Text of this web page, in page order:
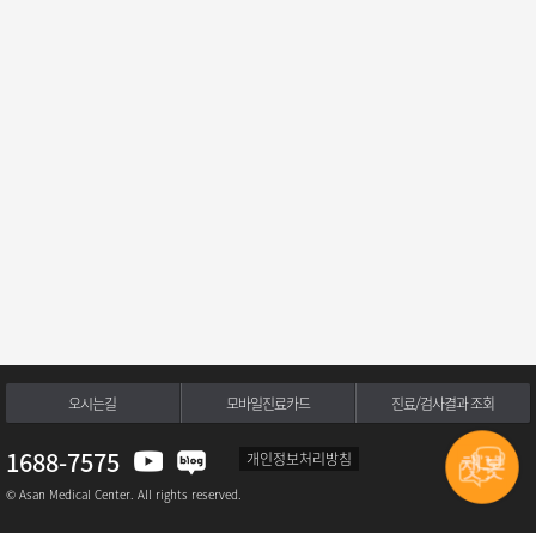
오시는길 모바일진료카드 진료/검사결과 조회
1688-7575 개인정보처리방침
© Asan Medical Center. All rights reserved.